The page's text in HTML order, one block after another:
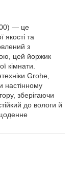
— це
якості та
з
цей йоржик
кімнати.
Grohe,
настінному
зберігаючи
до вологи й